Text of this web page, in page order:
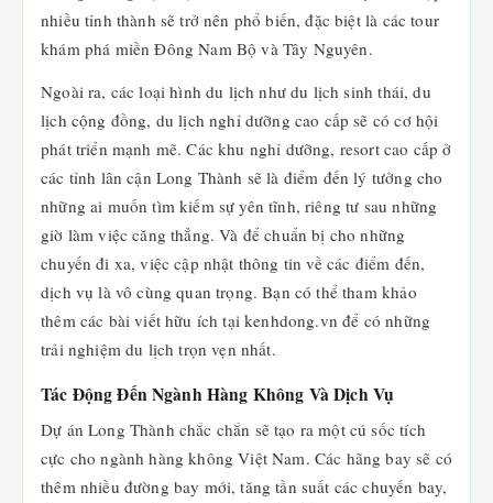
nhiều tỉnh thành sẽ trở nên phổ biến, đặc biệt là các tour
khám phá miền Đông Nam Bộ và Tây Nguyên.
Ngoài ra, các loại hình du lịch như du lịch sinh thái, du
lịch cộng đồng, du lịch nghỉ dưỡng cao cấp sẽ có cơ hội
phát triển mạnh mẽ. Các khu nghỉ dưỡng, resort cao cấp ở
các tỉnh lân cận Long Thành sẽ là điểm đến lý tưởng cho
những ai muốn tìm kiếm sự yên tĩnh, riêng tư sau những
giờ làm việc căng thẳng. Và để chuẩn bị cho những
chuyến đi xa, việc cập nhật thông tin về các điểm đến,
dịch vụ là vô cùng quan trọng. Bạn có thể tham khảo
thêm các bài viết hữu ích tại kenhdong.vn để có những
trải nghiệm du lịch trọn vẹn nhất.
Tác Động Đến Ngành Hàng Không Và Dịch Vụ
Dự án Long Thành chắc chắn sẽ tạo ra một cú sốc tích
cực cho ngành hàng không Việt Nam. Các hãng bay sẽ có
thêm nhiều đường bay mới, tăng tần suất các chuyến bay,